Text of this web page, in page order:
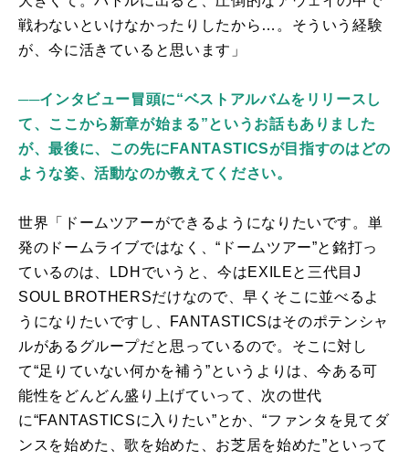
戦わないといけなかったりしたから…。そういう経験
が、今に活きていると思います」
──インタビュー冒頭に“ベストアルバムをリリースし
て、ここから新章が始まる”というお話もありました
が、最後に、この先にFANTASTICSが目指すのはどの
ような姿、活動なのか教えてください。
世界「ドームツアーができるようになりたいです。単
発のドームライブではなく、“ドームツアー”と銘打っ
ているのは、
LDH でいうと、今はEXILEと三代目J
SOUL BROTHERSだけなので、早くそこに並べるよ
うになりたいですし、 FANTASTICSはそのポテンシャ
ルがあるグループだと思っているので。そこに対し
て“足りていない何かを補う”というよりは、今ある可
能性をどんどん盛り上げていって、次の世代
に“FANTASTICSに入りたい”とか、“ファンタを見てダ
ンスを始めた、歌を始めた、お芝居を始めた”といって